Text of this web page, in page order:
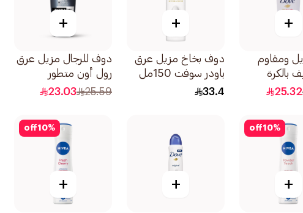
+
ومقاوم
بالكرة
أون
25.32
+
دوف بخاخ مزيل عرق
باودر سوفت 150مل
33.4
+
دوف للرجال مزيل عرق
رول أون متطور
إنفيزيبل دراي 50مل
25.59
23.03
10%
off
+
+
10%
off
+